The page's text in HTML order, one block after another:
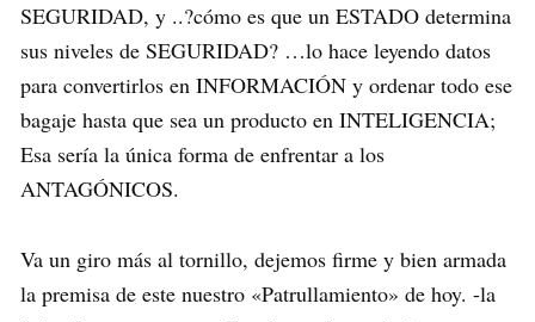
SEGURIDAD, y ..?cómo es que un ESTADO determina
sus niveles de SEGURIDAD? …lo hace leyendo datos
para convertirlos en INFORMACIÓN y ordenar todo ese
bagaje hasta que sea un producto en INTELIGENCIA;
Esa sería la única forma de enfrentar a los
ANTAGÓNICOS.
Va un giro más al tornillo, dejemos firme y bien armada
la premisa de este nuestro «Patrullamiento» de hoy. -la